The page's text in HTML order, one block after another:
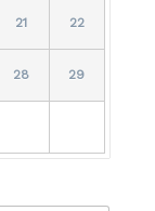
21 22
28 29